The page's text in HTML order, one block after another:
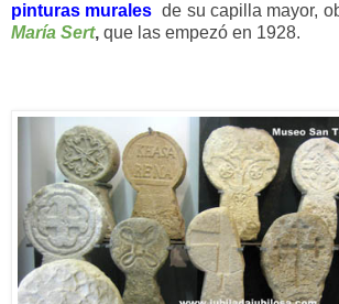
pinturas murales de su capilla mayor,
María Sert, que las empezó en 1928.